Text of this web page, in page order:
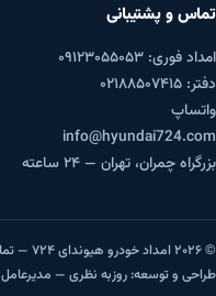
تماس و پشتیبانی
امداد فوری: ۰۹۱۲۳۰۵۵۰۵۳
دفتر: ۰۲۱۸۸۵۰۷۴۱۵
واتساپ
info@hyundai724.com
بزرگراه چمران، تهران — ۲۴ ساعته
© ۲۰۲۶ امداد خودرو هیوندای ۷۲۴ — تمامی حقوق محفوظ است.
طراحی و توسعه: روزبه نظری — مدیرعامل SEOEvaluate